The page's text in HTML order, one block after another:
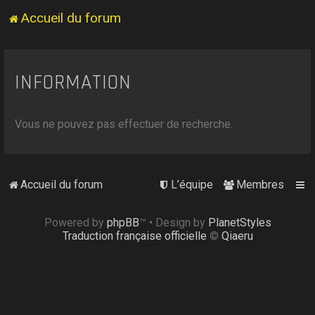
Accueil du forum
INFORMATION
Vous ne pouvez pas effectuer de recherche.
Accueil du forum Membres
L’équipe
Powered by phpBB™ • Design by PlanetStyles
Traduction française officielle © Qiaeru